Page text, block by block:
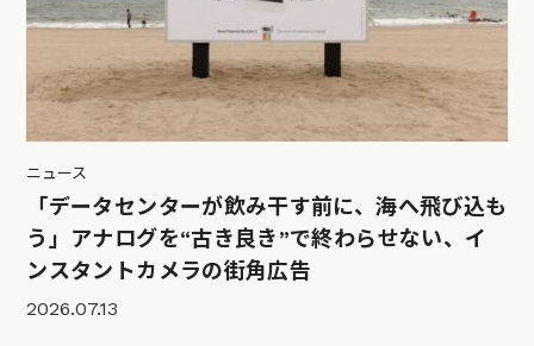
ニュース
「データセンターが飲み干す前に、海へ飛び込も
う」アナログを“古き良き”で終わらせない、イ
ンスタントカメラの街角広告
2026.07.13